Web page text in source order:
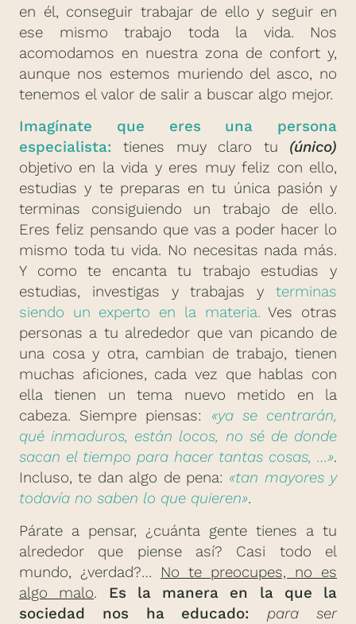
en él, conseguir trabajar de ello y seguir en
ese mismo trabajo toda la vida. Nos
acomodamos en nuestra zona de confort y,
aunque nos estemos muriendo del asco, no
tenemos el valor de salir a buscar algo mejor.
Imagínate que eres una persona
especialista:
tienes muy claro tu (único)
objetivo en la vida y eres muy feliz con ello,
estudias y te preparas en tu única pasión y
terminas consiguiendo un trabajo de ello.
Eres feliz pensando que vas a poder hacer lo
mismo toda tu vida. No necesitas nada más.
Y como te encanta tu trabajo estudias y
estudias, investigas y trabajas y terminas
siendo un experto en la materia. Ves otras
personas a tu alrededor que van picando de
una cosa y otra, cambian de trabajo, tienen
muchas aficiones, cada vez que hablas con
ella tienen un tema nuevo metido en la
cabeza. Siempre piensas: «ya se centrarán,
qué inmaduros, están locos, no sé de donde
sacan el tiempo para hacer tantas cosas, …».
Incluso, te dan algo de pena: «tan mayores y
todavía no saben lo que quieren».
Párate a pensar, ¿cuánta gente tienes a tu
alrededor que piense así? Casi todo el
mundo, ¿verdad?… No te preocupes, no es
algo malo. Es la manera en la que la
sociedad nos ha
educado:para ser